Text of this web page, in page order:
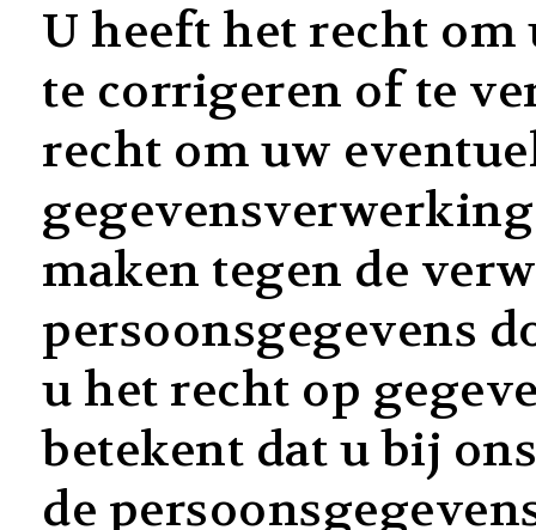
U heeft het recht om
te corrigeren of te
recht om uw
maken tegen de
persoonsgegevens
u het recht op
betekent dat u bij
de